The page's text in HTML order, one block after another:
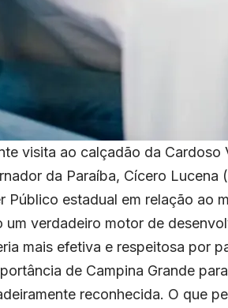
visita ao calçadão da
da Paraíba, Cícero
Público estadual em relação ao
um verdadeiro motor de
mais efetiva e respeitosa por
de Campina Grande
reconhecida. O que